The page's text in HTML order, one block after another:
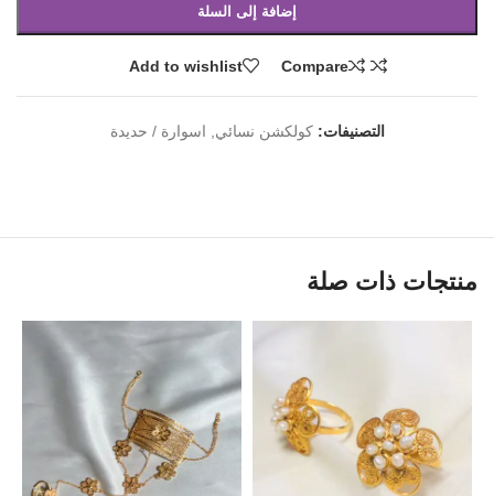
إضافة إلى السلة
Compare
Add to wishlist
التصنيفات: كولكشن نسائي, اسوارة / حديدة
منتجات ذات صلة